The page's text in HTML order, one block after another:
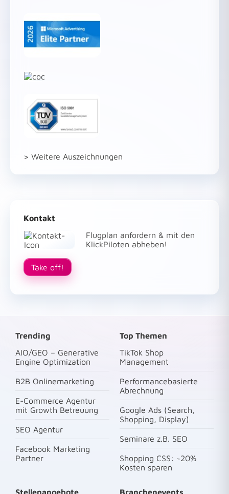
> Weitere Auszeichnungen
Kontakt
Flugplan anfordern & mit den
KlickPiloten abheben!
Take off!
Trending
AIO/GEO – Generative
Engine Optimization
B2B Onlinemarketing
E-Commerce Agentur
mit Growth Betreuung
SEO Agentur
Facebook Marketing
Partner
Top Themen
TikTok Shop
Management
Performancebasierte
Abrechnung
Google Ads (Search,
Shopping, Display)
Seminare z.B. SEO
Shopping CSS: ~20%
Kosten sparen
Stellenangebote Branchenevents